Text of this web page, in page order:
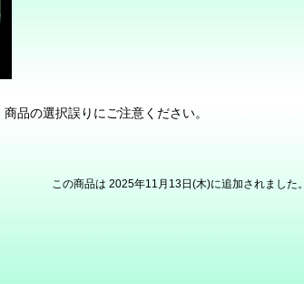
品の選択誤りにご注意ください。
この商品は 2025年11月13日(木)に追加されました。